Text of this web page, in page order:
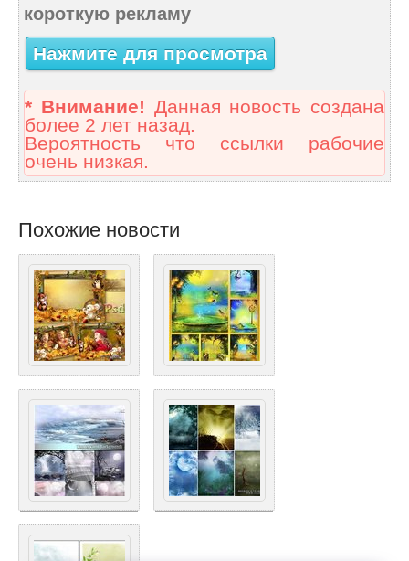
короткую рекламу
Нажмите для просмотра
* Внимание! Данная новость создана
более 2 лет назад.
Вероятность что ссылки рабочие
очень низкая.
Похожие новости